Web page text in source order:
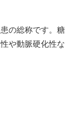
の総称です。糖
や動脈硬化性な